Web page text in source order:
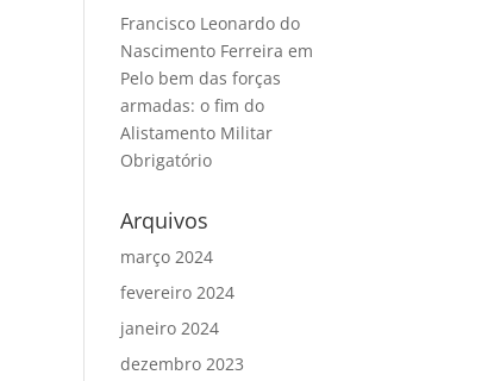
Francisco Leonardo do
Nascimento Ferreira em
Pelo bem das forças
armadas: o fim do
Alistamento Militar
Obrigatório
Arquivos
março 2024
fevereiro 2024
janeiro 2024
dezembro 2023